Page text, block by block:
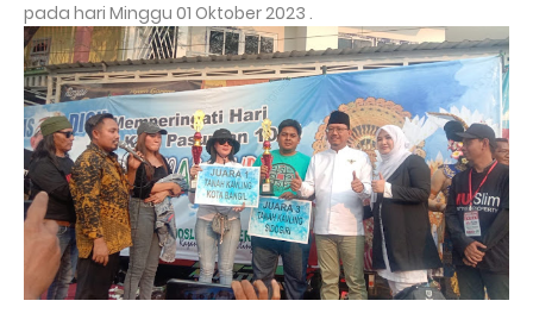
pada hari Minggu 01 Oktober 2023 .